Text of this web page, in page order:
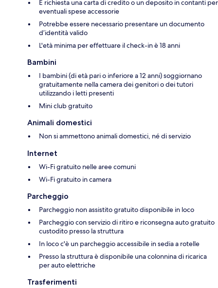
È richiesta una carta di credito o un deposito in contanti per
eventuali spese accessorie
Potrebbe essere necessario presentare un documento
d’identità valido
L'età minima per effettuare il check-in è 18 anni
Bambini
I bambini (di età pari o inferiore a 12 anni) soggiornano
gratuitamente nella camera dei genitori o dei tutori
utilizzando i letti presenti
Mini club gratuito
Animali domestici
Non si ammettono animali domestici, né di servizio
Internet
Wi-Fi gratuito nelle aree comuni
Wi-Fi gratuito in camera
Parcheggio
Parcheggio non assistito gratuito disponibile in loco
Parcheggio con servizio di ritiro e riconsegna auto gratuito
custodito presso la struttura
In loco c'è un parcheggio accessibile in sedia a rotelle
Presso la struttura è disponibile una colonnina di ricarica
per auto elettriche
Trasferimenti